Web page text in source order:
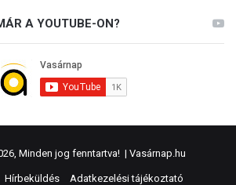
A YOUTUBE-ON?
Minden jog fenntartva! | Vasárnap.hu
Hírbeküldés Adatkezelési tájékoztató